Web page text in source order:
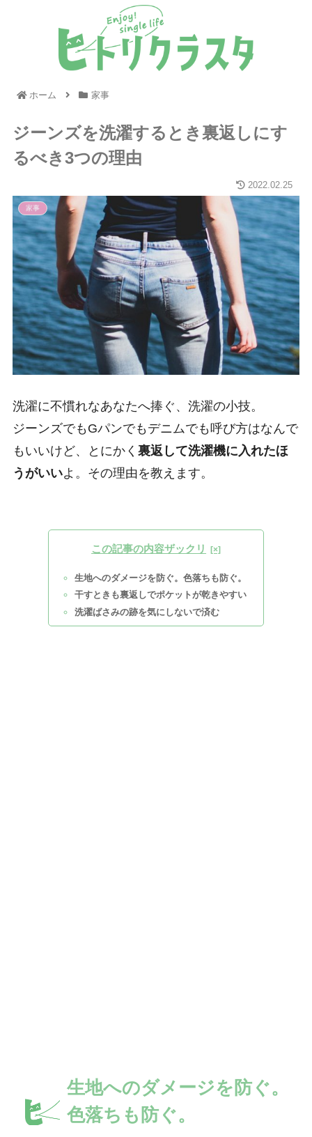
ホーム 家事
ジーンズを洗濯するとき裏返しにす
るべき3つの理由
2022.02.25
家事
洗濯に不慣れなあなたへ捧ぐ、洗濯の小技。
ジーンズでもGパンでもデニムでも呼び方はなんで
もいいけど、とにかく 裏返して洗濯機に入れたほ
うがいいよ。その理由を教えます。
この記事の内容ザックリ
生地へのダメージを防ぐ。色落ちも防ぐ。
干すときも裏返しでポケットが乾きやすい
洗濯ばさみの跡を気にしないで済む
生地へのダメージを防ぐ。
色落ちも防ぐ。